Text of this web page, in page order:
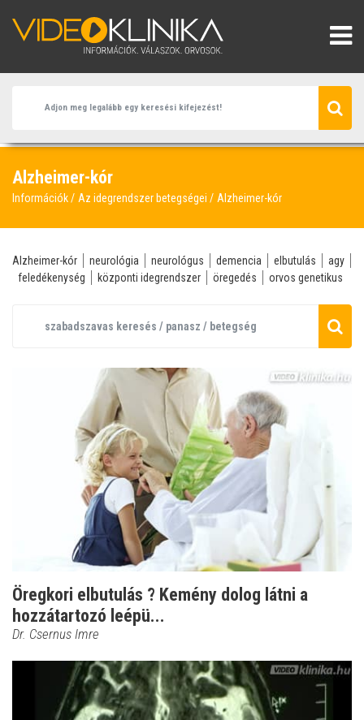
Alzheimer-kór
Információk Az idegrendszer betegségei Alzheimer-kór
Alzheimer-kór neurológia neurológus demencia elbutulás
agy
feledékenység
központi idegrendszer öregedés orvos genetikus
Öregkori elbutulás ? Kemény dolog látni a
hozzátartozó leépü...
Dr. Csernus Imre